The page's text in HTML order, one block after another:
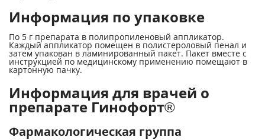
Информация по упаковке
По 5 г препарата в полипропиленовый аппликатор.
Каждый аппликатор помещен в полистероловый пенал и
затем упакован в ламинированный пакет. Пакет вместе с
инструкцией по медицинскому применению помещают в
картонную пачку.
Информация для врачей о
препарате Гинофорт®
Фармакологическая группа